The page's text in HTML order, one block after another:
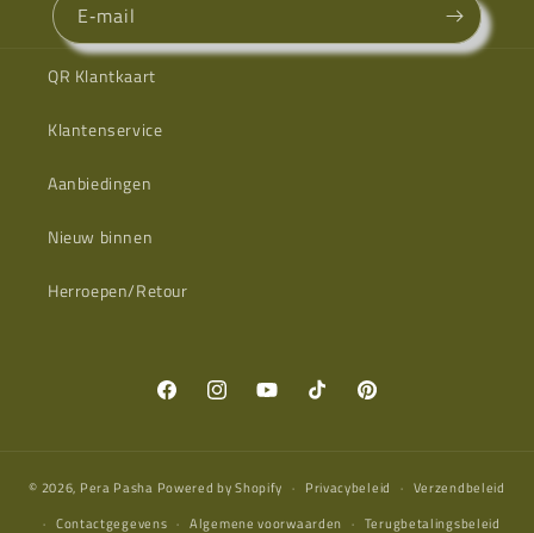
E‑mail
QR Klantkaart
Klantenservice
Aanbiedingen
Nieuw binnen
Herroepen/Retour
FacebookInstagramYouTubeTikTok Pinterest
© 2026, Pera Pasha Powered by Shopify Privacybeleid
Verzendbeleid
Contactgegevens
Algemene voorwaarden Terugbetalingsbeleid